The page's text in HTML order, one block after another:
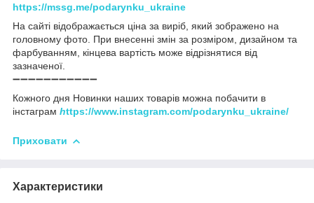
https://mssg.me/podarynku_ukraine
На сайті відображається ціна за виріб, який зображено на
головному фото. При внесенні змін за розміром, дизайном та
фарбуванням, кінцева вартість може відрізнятися від
зазначеної.
➖➖➖➖➖➖➖➖➖➖➖
Кожного дня Новинки наших товарів можна побачити в
інстаграм https://www.instagram.com/podarynku_ukraine/
Приховати
Характеристики